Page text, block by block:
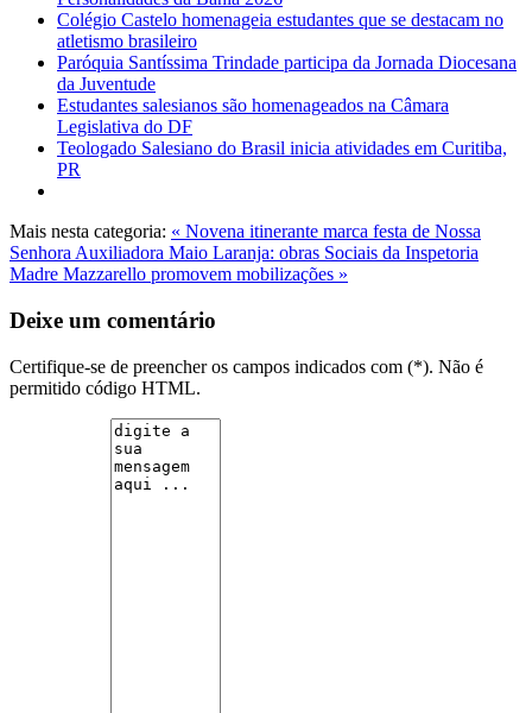
Colégio Castelo homenageia estudantes que se destacam no
atletismo brasileiro
Paróquia Santíssima Trindade participa da Jornada Diocesana
da Juventude
Estudantes salesianos são homenageados na Câmara
Legislativa do DF
Teologado Salesiano do Brasil inicia atividades em Curitiba,
PR
Mais nesta categoria: « Novena itinerante marca festa de Nossa
Senhora Auxiliadora Maio Laranja: obras Sociais da Inspetoria
Madre Mazzarello promovem mobilizações »
Deixe um comentário
Certifique-se de preencher os campos indicados com (*). Não é
permitido código HTML.